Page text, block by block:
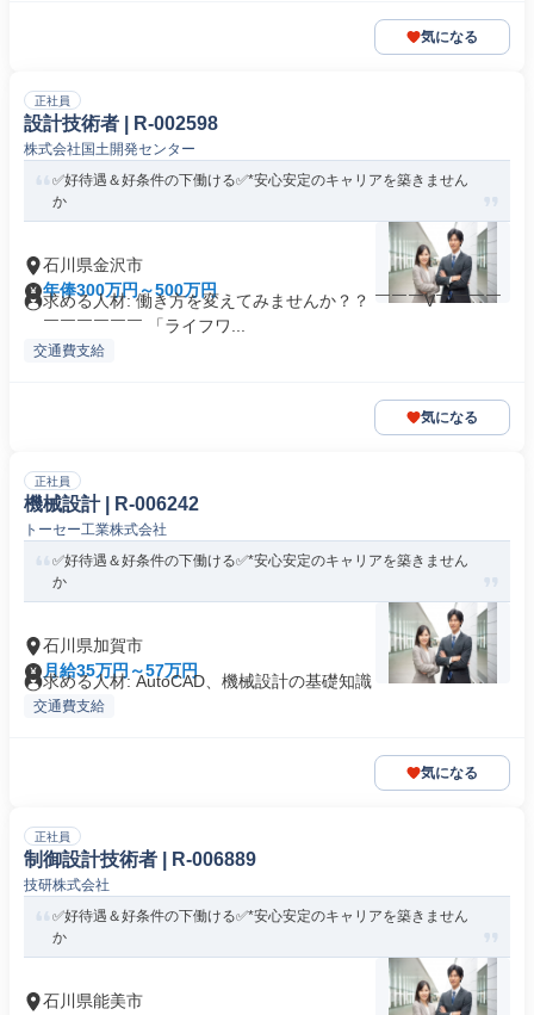
気になる
正社員
設計技術者 | R-002598
株式会社国土開発センター
✅好待遇＆好条件の下働ける✅*安心安定のキャリアを築きません
か
石川県金沢市
年俸300万円～500万円
求める人材: 働き方を変えてみませんか？？ ￣￣￣V￣￣￣￣
￣￣￣￣￣￣ 「ライフワ...
交通費支給
気になる
正社員
機械設計 | R-006242
トーセー工業株式会社
✅好待遇＆好条件の下働ける✅*安心安定のキャリアを築きません
か
石川県加賀市
月給35万円～57万円
求める人材: AutoCAD、機械設計の基礎知識
交通費支給
気になる
正社員
制御設計技術者 | R-006889
技研株式会社
✅好待遇＆好条件の下働ける✅*安心安定のキャリアを築きません
か
石川県能美市